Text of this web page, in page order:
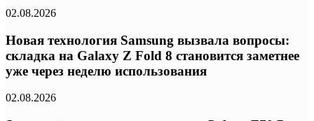
02.08.2026
Новая технология Samsung вызвала вопросы:
складка на Galaxy Z Fold 8 становится заметнее
уже через неделю использования
02.08.2026